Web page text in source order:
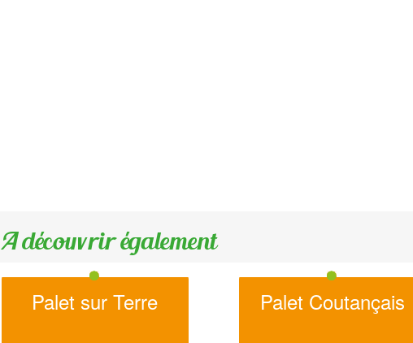
A découvrir également
Palet sur Terre Palet Coutançais